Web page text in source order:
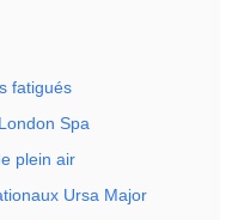
fatigués
Spa
plein air
Ursa Major